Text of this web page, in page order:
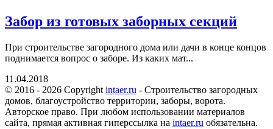
Забор из готовых заборных секций
При строительстве загородного дома или дачи в конце концов
поднимается вопрос о заборе. Из каких мат...
11.04.2018
© 2016 - 2026 Copyright intaer.ru - Cтроительство загородных
домов, благоустройство территории, заборы, ворота.
Авторское право. При любом использовании материалов
сайта, прямая активная гиперссылка на intaer.ru обязательна.